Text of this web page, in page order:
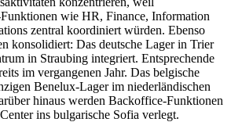
wie HR, Finance, Information
zentral koordiniert würden. Ebenso
konsolidiert: Das deutsche Lager in Trier
in Straubing integriert. Entsprechende
im vergangenen Jahr. Das belgische
Benelux-Lager im niederländischen
hinaus werden Backoffice-Funktionen
ins bulgarische Sofia verlegt.